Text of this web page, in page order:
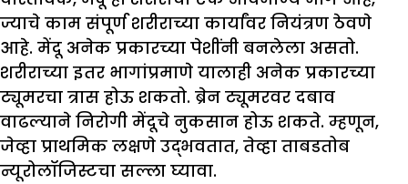
ज्याचे काम संपूर्ण शरीराच्या कार्यांवर नियंत्रण ठेवणे
आहे. मेंदू अनेक प्रकारच्या पेशींनी बनलेला असतो.
शरीराच्या इतर भागांप्रमाणे यालाही अनेक प्रकारच्या
ट्यूमरचा त्रास होऊ शकतो. ब्रेन ट्यूमरवर दबाव
वाढल्याने निरोगी मेंदूचे नुकसान होऊ शकते. म्हणून,
जेव्हा प्राथमिक लक्षणे उद्भवतात, तेव्हा ताबडतोब
न्यूरोलॉजिस्टचा सल्ला घ्यावा.